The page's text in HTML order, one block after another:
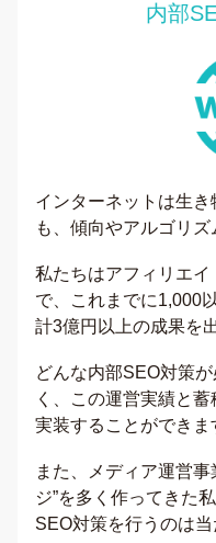
内部
インターネットは生
も、傾向やアルゴリズ
私たちはアフィリエ
で、これまでに1,000
計3億円以上の成果を
どんな内部SEO対策
く、この運営実績と
実装することができま
また、メディア運営
ジ”を多く作ってきた
SEO対策を行うのは当